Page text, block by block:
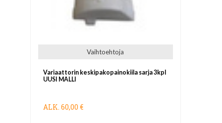
Vaihtoehtoja
Variaattorin keskipakopainokiila sarja 3kpl
UUSI MALLI
ALK. 60,00 €